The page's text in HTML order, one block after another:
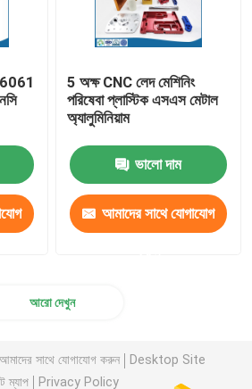
6061
5 অক্ষ CNC লেদ মেশিনিং
পরিষেবা প্লাস্টিক এসএস মেটাল
অ্যালুমিনিয়াম
ভালো দাম
আমাদের সাথে যোগাযোগ
আরো দেখুন
আমাদের সাথে যোগাযোগ করুন
Desktop Site
ম্যাপ
Privacy Policy